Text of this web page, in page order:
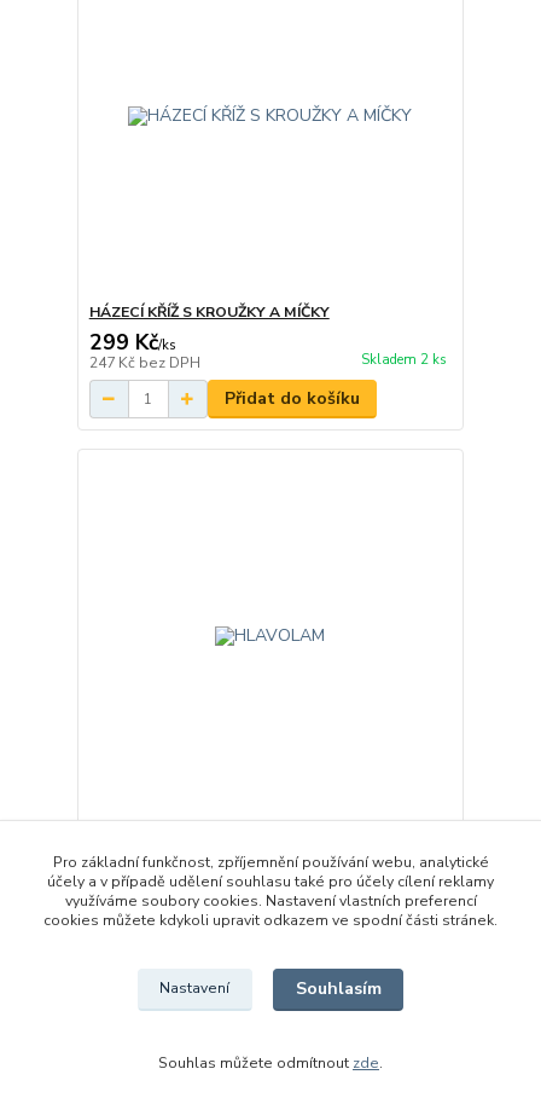
HÁZECÍ KŘÍŽ S KROUŽKY A MÍČKY
299 Kč/ks
247 Kč bez DPH Skladem 2 ks
Přidat do košíku
79 Kč/ks
65 Kčbez DPH Skladem 10 ks
Zvolit variantu
Pro základní funkčnost, zpříjemnění používání webu, analytické
účely a v případě udělení souhlasu také pro účely cílení reklamy
využíváme soubory cookies. Nastavení vlastních preferencí
cookies můžete kdykoli upravit odkazem ve spodní části stránek.
Nastavení Souhlasím
Souhlas můžete odmítnout zde.